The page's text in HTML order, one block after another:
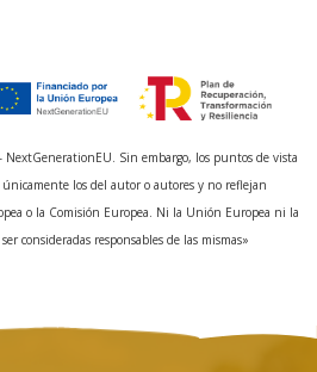
Sin embargo, los puntos de vista
únicamente los del autor o autores y no reflejan
o la Comisión Europea. Ni la Unión Europea ni la
consideradas responsables de las mismas»